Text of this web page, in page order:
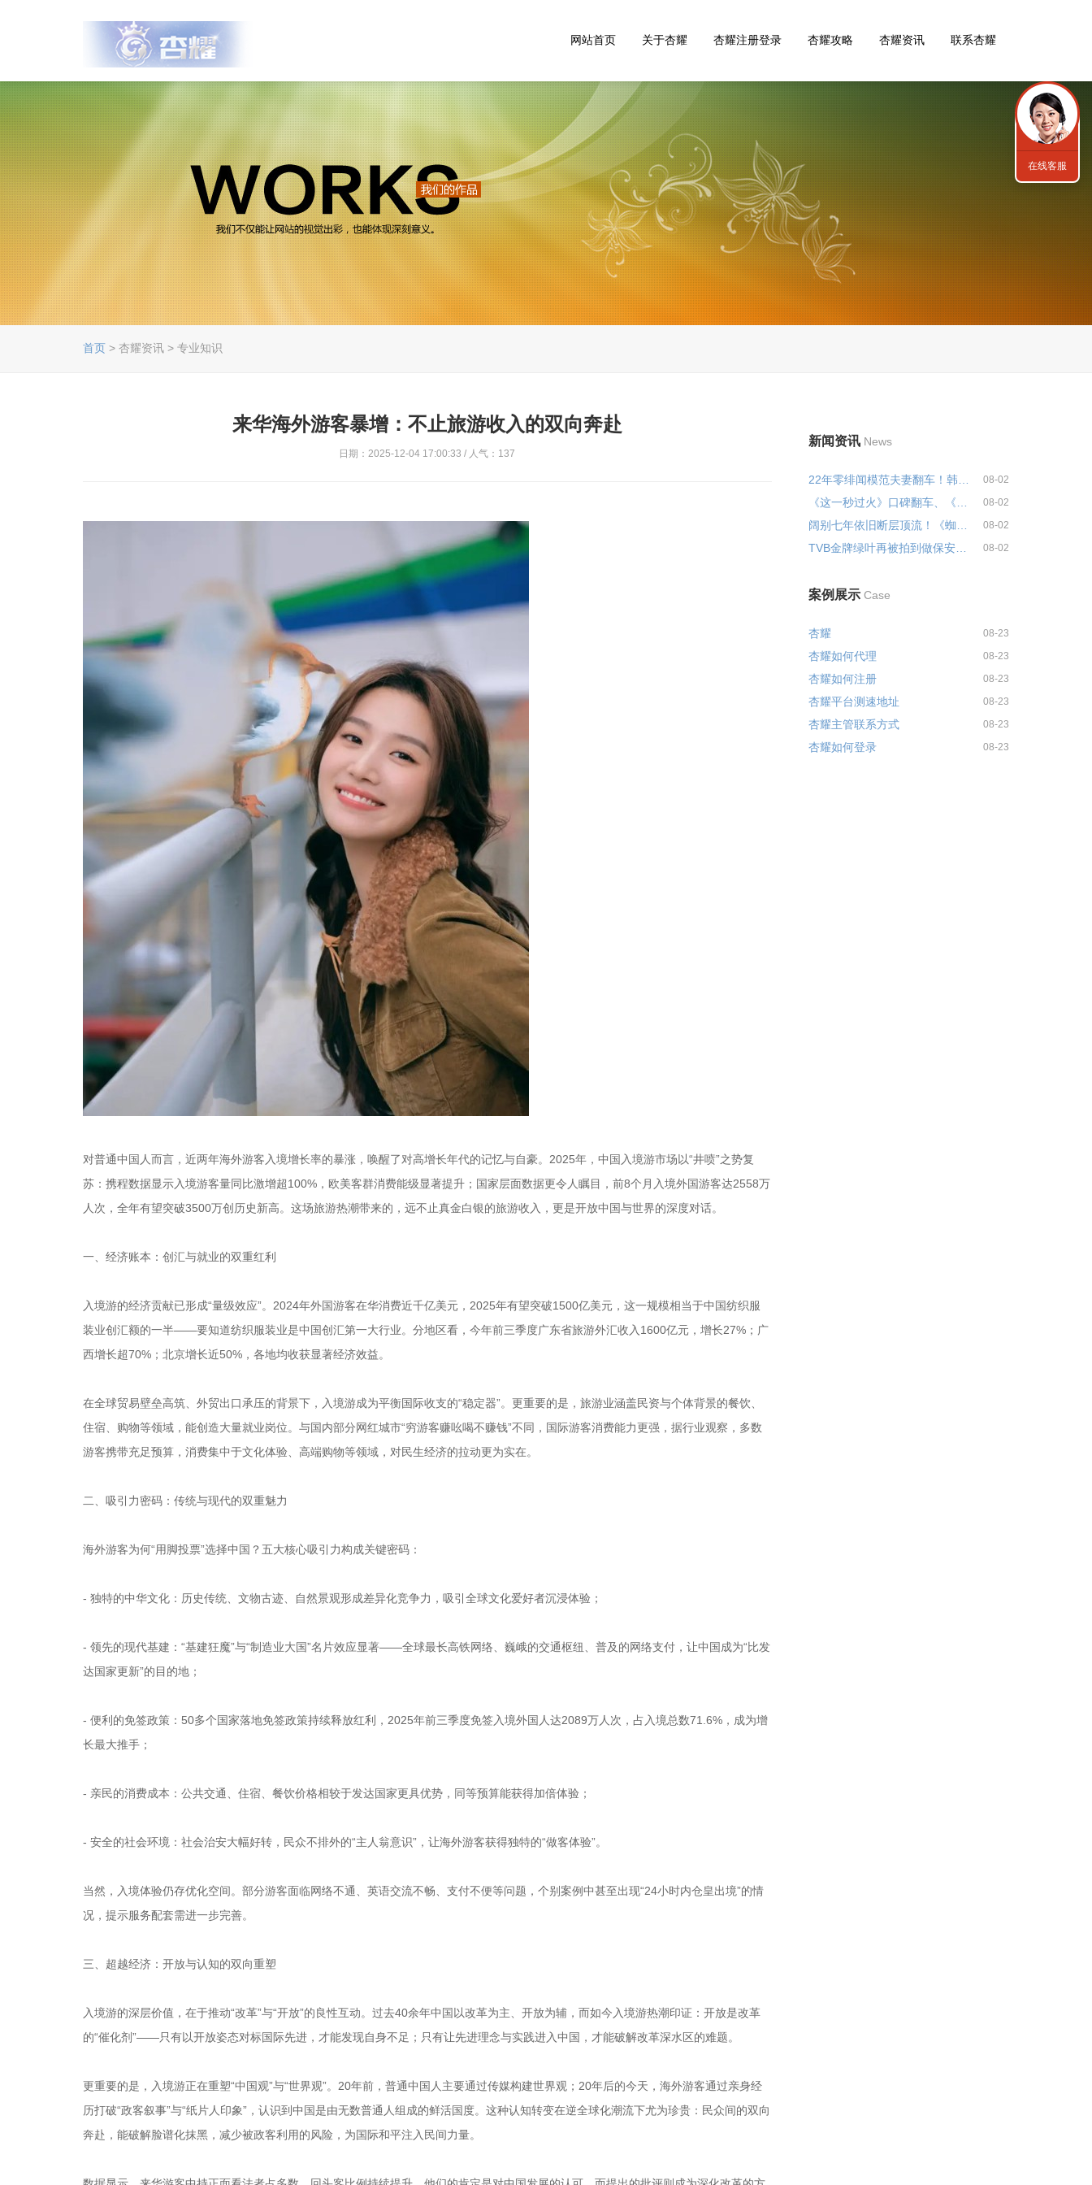
网站首页 关于杏耀 杏耀注册登录 杏耀攻略 杏耀资讯 联系杏耀
首页 > 杏耀资讯 > 专业知识
来华海外游客暴增：不止旅游收入的双向奔赴
日期：2025-12-04 17:00:33 / 人气：137
对普通中国人而言，近两年海外游客入境增长率的暴涨，唤醒了对高增长年代的记忆与自豪。2025年，中国入境游市场以“井喷”之势复
苏：携程数据显示入境游客量同比激增超100%，欧美客群消费能级显著提升；国家层面数据更令人瞩目，前8个月入境外国游客达2558万
人次，全年有望突破3500万创历史新高。这场旅游热潮带来的，远不止真金白银的旅游收入，更是开放中国与世界的深度对话。
一、经济账本：创汇与就业的双重红利
入境游的经济贡献已形成“量级效应”。2024年外国游客在华消费近千亿美元，2025年有望突破1500亿美元，这一规模相当于中国纺织服
装业创汇额的一半——要知道纺织服装业是中国创汇第一大行业。分地区看，今年前三季度广东省旅游外汇收入1600亿元，增长27%；广
西增长超70%；北京增长近50%，各地均收获显著经济效益。
在全球贸易壁垒高筑、外贸出口承压的背景下，入境游成为平衡国际收支的“稳定器”。更重要的是，旅游业涵盖民资与个体背景的餐饮、
住宿、购物等领域，能创造大量就业岗位。与国内部分网红城市“穷游客赚吆喝不赚钱”不同，国际游客消费能力更强，据行业观察，多数
游客携带充足预算，消费集中于文化体验、高端购物等领域，对民生经济的拉动更为实在。
二、吸引力密码：传统与现代的双重魅力
海外游客为何“用脚投票”选择中国？五大核心吸引力构成关键密码：
- 独特的中华文化：历史传统、文物古迹、自然景观形成差异化竞争力，吸引全球文化爱好者沉浸体验；
- 领先的现代基建：“基建狂魔”与“制造业大国”名片效应显著——全球最长高铁网络、巍峨的交通枢纽、普及的网络支付，让中国成为“比发
达国家更新”的目的地；
- 便利的免签政策：50多个国家落地免签政策持续释放红利，2025年前三季度免签入境外国人达2089万人次，占入境总数71.6%，成为增
长最大推手；
- 亲民的消费成本：公共交通、住宿、餐饮价格相较于发达国家更具优势，同等预算能获得加倍体验；
- 安全的社会环境：社会治安大幅好转，民众不排外的“主人翁意识”，让海外游客获得独特的“做客体验”。
当然，入境体验仍存优化空间。部分游客面临网络不通、英语交流不畅、支付不便等问题，个别案例中甚至出现“24小时内仓皇出境”的情
况，提示服务配套需进一步完善。
三、超越经济：开放与认知的双向重塑
入境游的深层价值，在于推动“改革”与“开放”的良性互动。过去40余年中国以改革为主、开放为辅，而如今入境游热潮印证：开放是改革
的“催化剂”——只有以开放姿态对标国际先进，才能发现自身不足；只有让先进理念与实践进入中国，才能破解改革深水区的难题。
更重要的是，入境游正在重塑“中国观”与“世界观”。20年前，普通中国人主要通过传媒构建世界观；20年后的今天，海外游客通过亲身经
历打破“政客叙事”与“纸片人印象”，认识到中国是由无数普通人组成的鲜活国度。这种认知转变在逆全球化潮流下尤为珍贵：民众间的双向
奔赴，能破解脸谱化抹黑，减少被政客利用的风险，为国际和平注入民间力量。
新闻资讯 News
22年零绯闻模范夫妻翻车！韩国影... 08-02
08-02
08-02
TVB金牌绿叶再被拍到做保安，... 08-02
案例展示 Case
杏耀 08-23
杏耀如何代理 08-23
杏耀如何注册 08-23
杏耀平台测速地址 08-23
杏耀主管联系方式 08-23
杏耀如何登录 08-23
在线客服